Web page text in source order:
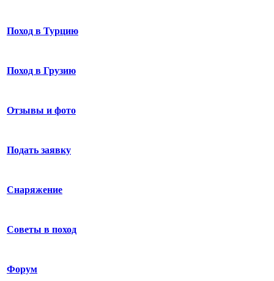
Поход в Турцию
Поход в Грузию
Отзывы и фото
Подать заявку
Снаряжение
Советы в поход
Форум